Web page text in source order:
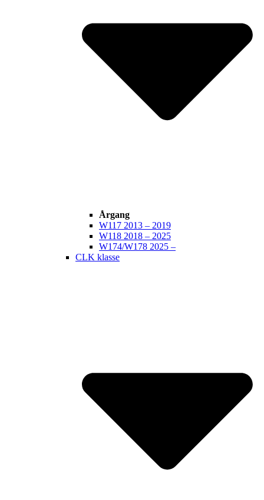
Årgang
W117 2013 – 2019
W118 2018 – 2025
W174/W178 2025 –
CLK klasse